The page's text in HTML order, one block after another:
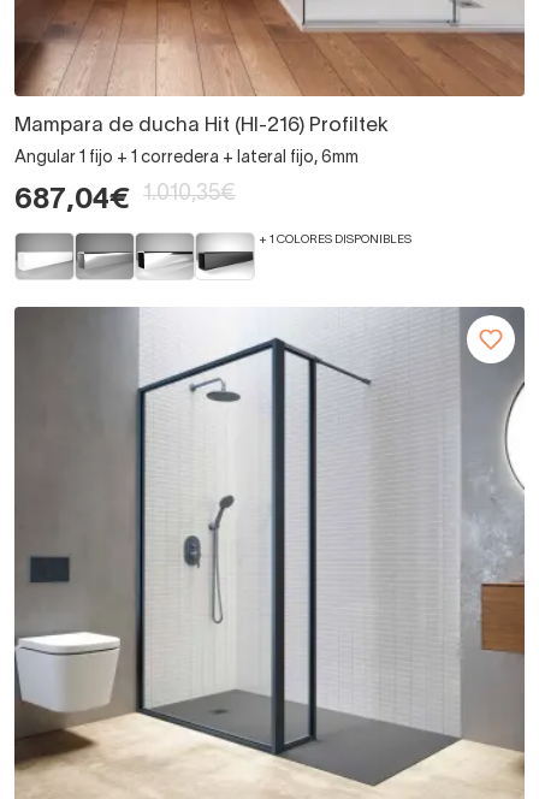
Mampara de ducha Hit (HI-216) Profiltek
Angular 1 fijo + 1 corredera + lateral fijo, 6mm
687,04€ 1.010,35€
+ 1 COLORES DISPONIBLES